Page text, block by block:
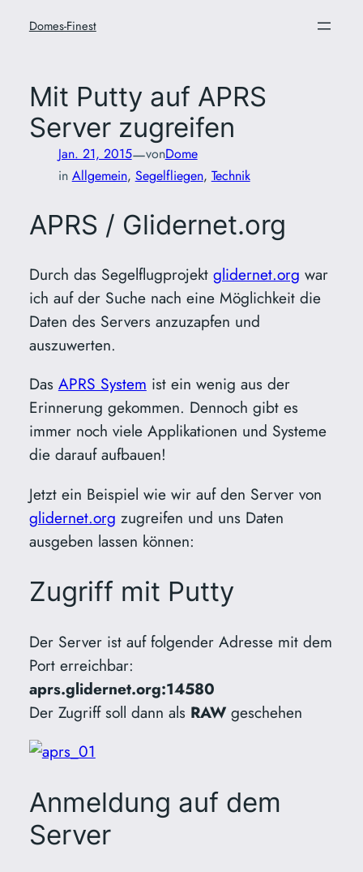
InhaltDomes-Finest
Mit Putty auf APRS
Server zugreifen
Jan. 21, 2015—vonDome
in Allgemein, Segelfliegen, Technik
APRS / Glidernet.org
Durch das Segelflugprojekt glidernet.org war
ich auf der Suche nach eine Möglichkeit die
Daten des Servers anzuzapfen und
auszuwerten.
Das APRS System ist ein wenig aus der
Erinnerung gekommen. Dennoch gibt es
immer noch viele Applikationen und Systeme
die darauf aufbauen!
Jetzt ein Beispiel wie wir auf den Server von
glidernet.org zugreifen und uns Daten
ausgeben lassen können:
Zugriff mit Putty
Der Server ist auf folgender Adresse mit dem
Port erreichbar:
aprs.glidernet.org:14580
Der Zugriff soll dann als RAWgeschehen
Anmeldung auf dem
Server